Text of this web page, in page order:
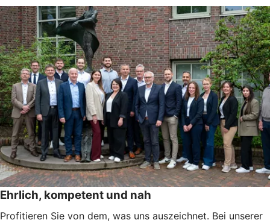
Ehrlich, kompetent und nah
Profitieren Sie von dem, was uns auszeichnet. Bei unserer